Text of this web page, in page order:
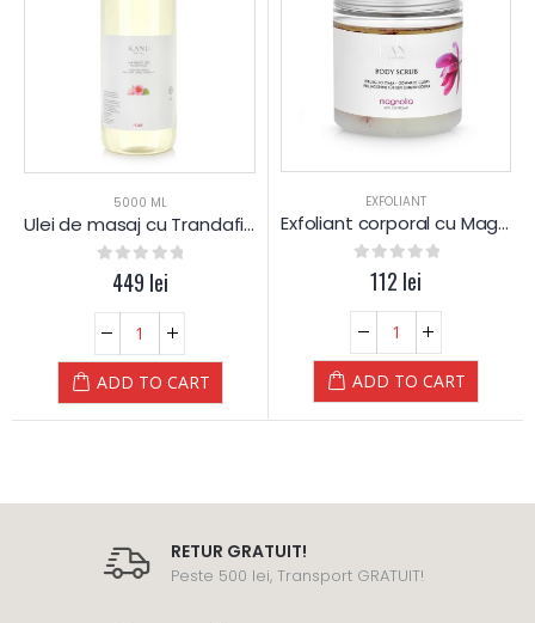
5000 ML
Ulei de masaj cu Trandafiri – 5 L
out of 5
449 lei
ADD TO CART
EXFOLIANT
Exfoliant corporal cu Magnolie si Floare de colt
out of 5
112 lei
ADD TO CART
RETUR GRATUIT!
Peste 500 lei, Transport GRATUIT!